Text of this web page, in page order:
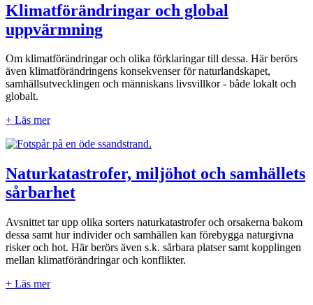
Klimatförändringar och global
uppvärmning
Om klimatförändringar och olika förklaringar till dessa. Här berörs
även klimatförändringens konsekvenser för naturlandskapet,
samhällsutvecklingen och människans livsvillkor - både lokalt och
globalt.
+ Läs mer
Naturkatastrofer, miljöhot och samhällets
sårbarhet
Avsnittet tar upp olika sorters naturkatastrofer och orsakerna bakom
dessa samt hur individer och samhällen kan förebygga naturgivna
risker och hot. Här berörs även s.k. sårbara platser samt kopplingen
mellan klimatförändringar och konflikter.
+ Läs mer